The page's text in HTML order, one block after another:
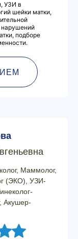
УЗИ в
шейки матки,
нарушений
подборе
Маммолог,
(ЭКО), УЗИ-
Акушер-